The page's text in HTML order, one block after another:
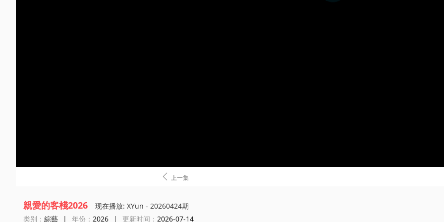
 上一集
親愛的客棧2026
现在播放: XYun - 20260424期
类别： 綜藝 | 年份： 2026 | 更新时间： 2026-07-14